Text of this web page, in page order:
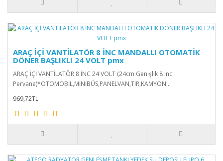
ARAÇ İÇİ VANTİLATÖR 8 İNC MANDALLI OTOMATİK
DÖNER BAŞLIKLI 24 VOLT pmx
ARAÇ İÇİ VANTİLATÖR 8 İNC 24 VOLT (24cm Genişlik 8 inc
Pervane)*OTOMOBİL,MİNİBÜS,PANELVAN,TIR,KAMYON..
969,72TL